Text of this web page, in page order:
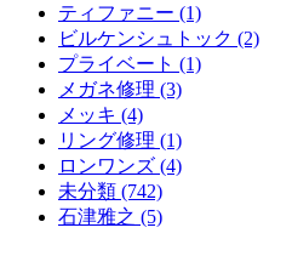
ティファニー (1)
ビルケンシュトック (2)
プライベート (1)
メガネ修理 (3)
メッキ (4)
リング修理 (1)
ロンワンズ (4)
未分類 (742)
石津雅之 (5)